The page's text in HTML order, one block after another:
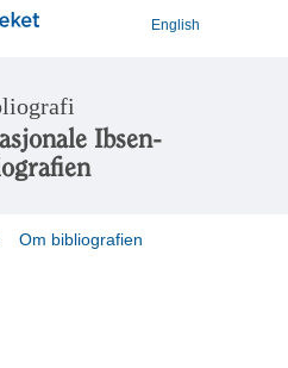
English
Ibsen-
Om bibliografien